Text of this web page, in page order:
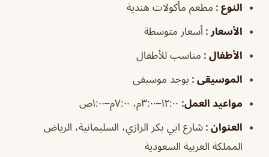
النوع : مطعم مأكولات هندية
الأسعار : أسعار متوسطة
الأطفال : مناسب للأطفال
الموسيقى : يوجد موسيقى
مواعيد العمل:
العنوان : شارع ابي بكر الرازي، السليمانية، الرياض
المملكة العربية السعودية